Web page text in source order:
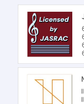
方
法